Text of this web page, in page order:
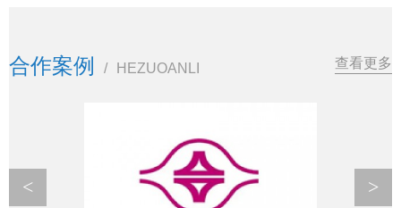
合作案例 / HEZUOANLI 查看更多
< >